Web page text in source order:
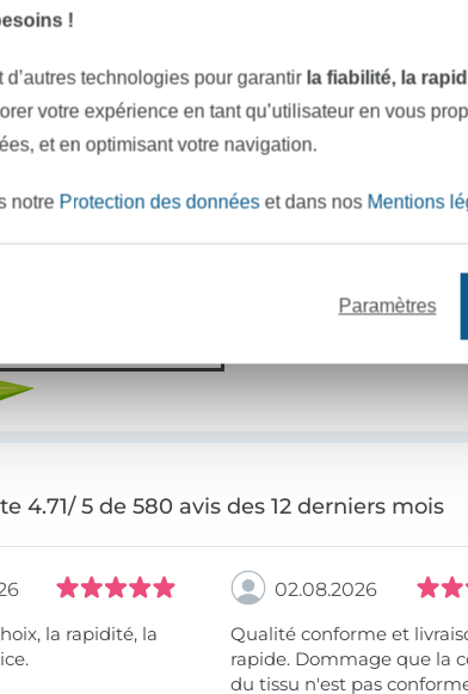
de tissu en stock
VOUS ÊTRE INFORMÉ DES
toujours informé(e) & recevez un
4.71/ 5 de 580 avis des 12 derniers mois
02.08.2026
Qualité conforme et
rapide. Dommage que la
du tissu n'est pas
!
technologies pour garantir la fiabilité, la
votre expérience en tant qu’utilisateur en vous
et en optimisant votre navigation.
notre Protection des donnéeset dans nos Mentions
Paramètres